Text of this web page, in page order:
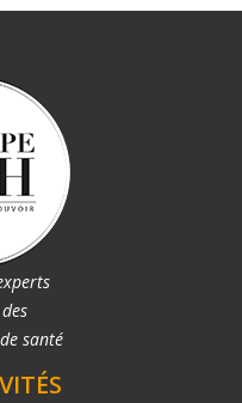
santé